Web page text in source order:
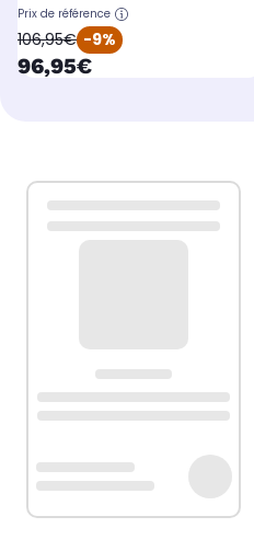
Prix de référence
oldPrice
106,95€ -9%
currentPrice
96,95€